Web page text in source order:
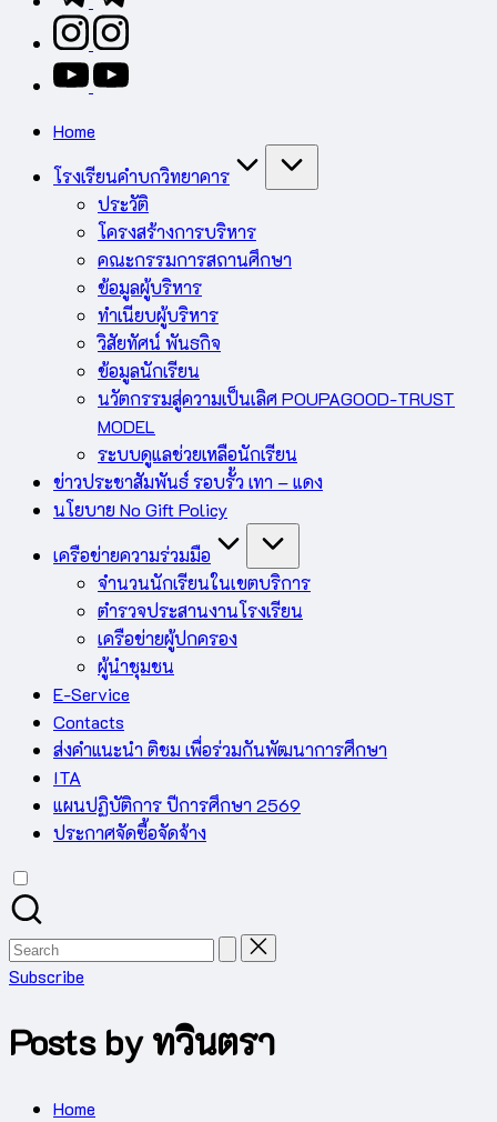
instagram.com
youtube.com
Home
โรงเรียนคำบกวิทยาคาร
ประวัติ
โครงสร้างการบริหาร
คณะกรรมการสถานศึกษา
ข้อมูลผู้บริหาร
ทำเนียบผู้บริหาร
วิสัยทัศน์ พันธกิจ
ข้อมูลนักเรียน
นวัตกรรมสู่ความเป็นเลิศ POUPAGOOD-TRUST
MODEL
ระบบดูแลช่วยเหลือนักเรียน
ข่าวประชาสัมพันธ์ รอบรั้ว เทา – แดง
นโยบาย No Gift Policy
เครือข่ายความร่วมมือ
จำนวนนักเรียนในเขตบริการ
ตำรวจประสานงานโรงเรียน
เครือข่ายผู้ปกครอง
ผู้นำชุมชน
E-Service
Contacts
ส่งคำแนะนำ ติชม เพื่อร่วมกันพัฒนาการศึกษา
ITA
แผนปฏิบัติการ ปีการศึกษา 2569
ประกาศจัดซื้อจัดจ้าง
Search
for:
Subscribe
Posts by ทวินตรา
Home